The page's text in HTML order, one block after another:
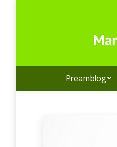
Preamblog